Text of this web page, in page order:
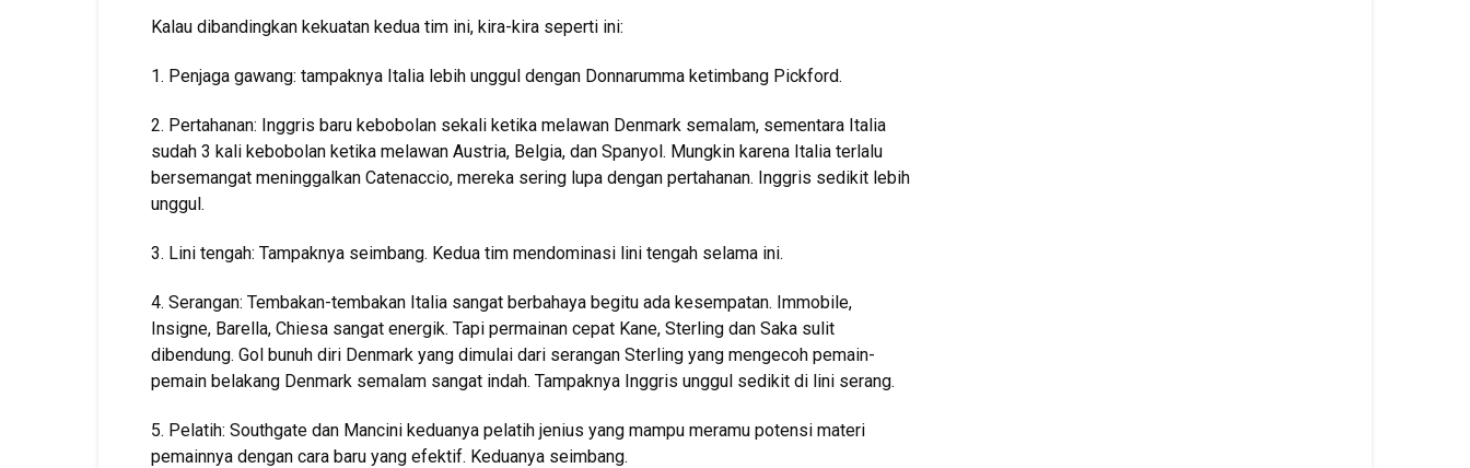
Kalau dibandingkan kekuatan kedua tim ini, kira-kira seperti ini:
1. Penjaga gawang: tampaknya Italia lebih unggul dengan Donnarumma ketimbang Pickford.
2. Pertahanan: Inggris baru kebobolan sekali ketika melawan Denmark semalam, sementara Italia
sudah 3 kali kebobolan ketika melawan Austria, Belgia, dan Spanyol. Mungkin karena Italia terlalu
bersemangat meninggalkan Catenaccio, mereka sering lupa dengan pertahanan. Inggris sedikit lebih
unggul.
3. Lini tengah: Tampaknya seimbang. Kedua tim mendominasi lini tengah selama ini.
4. Serangan: Tembakan-tembakan Italia sangat berbahaya begitu ada kesempatan. Immobile,
Insigne, Barella, Chiesa sangat energik. Tapi permainan cepat Kane, Sterling dan Saka sulit
dibendung. Gol bunuh diri Denmark yang dimulai dari serangan Sterling yang mengecoh pemain-
pemain belakang Denmark semalam sangat indah. Tampaknya Inggris unggul sedikit di lini serang.
5. Pelatih: Southgate dan Mancini keduanya pelatih jenius yang mampu meramu potensi materi
pemainnya dengan cara baru yang efektif. Keduanya seimbang.